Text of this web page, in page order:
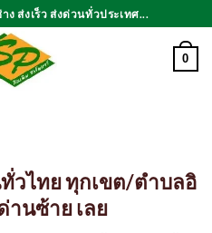
ง ส่งเร็ว ส่งด่วนทั่วประเทศ...
0
วไทย ทุกเขต/ตำบลอิ
านซ้าย เลย